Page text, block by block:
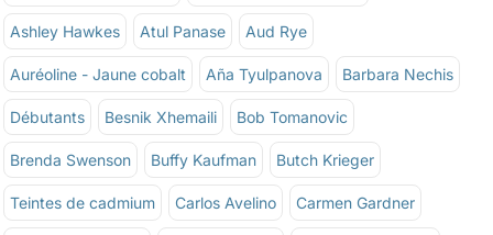
Ashley Hawkes Atul Panase Aud Rye
Auréoline - Jaune cobalt Aña Tyulpanova Barbara Nechis
Débutants Besnik Xhemaili Bob Tomanovic
Brenda Swenson Buffy Kaufman Butch Krieger
Teintes de cadmium Carlos Avelino Carmen Gardner